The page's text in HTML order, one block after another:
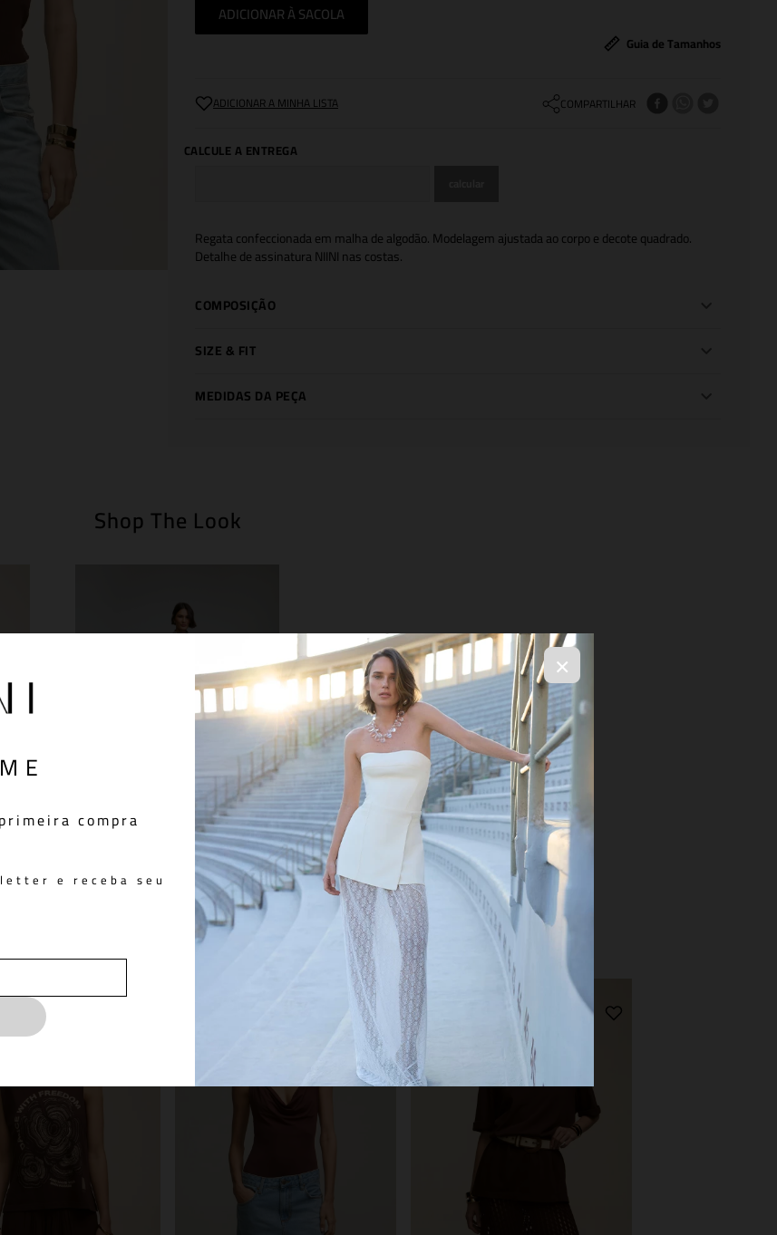
×
compra
e receba seu
ADICIONAR À SACOLA
Guia de Tamanhos
COMPARTILHAR
Regata confeccionada em malha de algodão. Modelagem ajustada ao corpo e decote quadrado.
Detalhe de assinatura NIINI nas costas.
COMPOSIÇÃO
SIZE & FIT
MEDIDAS DA PEÇA
Shop The Look
Calça Denim NIINI All Blue
R$ 698,00
R$ 996,00
SELECIONE OS TAMANHOS
You May Also Like